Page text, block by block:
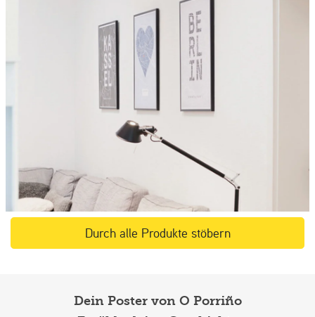
Durch alle Produkte stöbern
Dein Poster von O Porriño